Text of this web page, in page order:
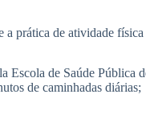
prática de atividade
Escola de Saúde Pública
de caminhadas diárias;